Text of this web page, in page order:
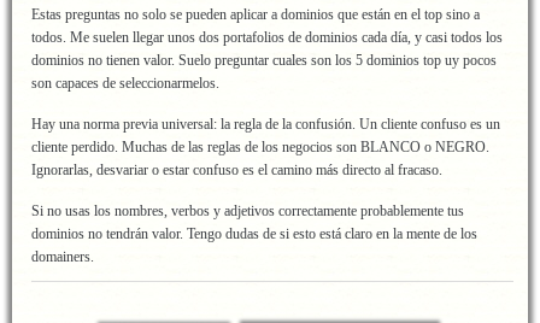
Estas preguntas no solo se pueden aplicar a dominios que están en el top sino a
todos. Me suelen llegar unos dos portafolios de dominios cada día, y casi todos los
dominios no tienen valor. Suelo preguntar cuales son los 5 dominios top uy pocos
son capaces de seleccionarmelos.
Hay una norma previa universal: la regla de la confusión. Un cliente confuso es un
cliente perdido. Muchas de las reglas de los negocios son BLANCO o NEGRO.
Ignorarlas, desvariar o estar confuso es el camino más directo al fracaso.
Si no usas los nombres, verbos y adjetivos correctamente probablemente tus
dominios no tendrán valor. Tengo dudas de si esto está claro en la mente de los
domainers.